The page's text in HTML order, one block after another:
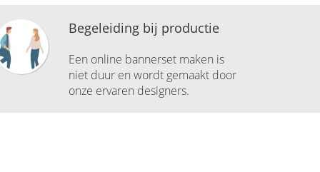
Begeleiding bij productie
Een online bannerset maken is
niet duur en wordt gemaakt door
onze ervaren designers.